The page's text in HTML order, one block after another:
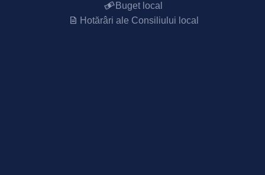
Buget local
Hotărâri ale Consiliului local